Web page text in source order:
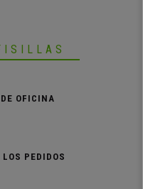
OFICINA
PEDIDOS